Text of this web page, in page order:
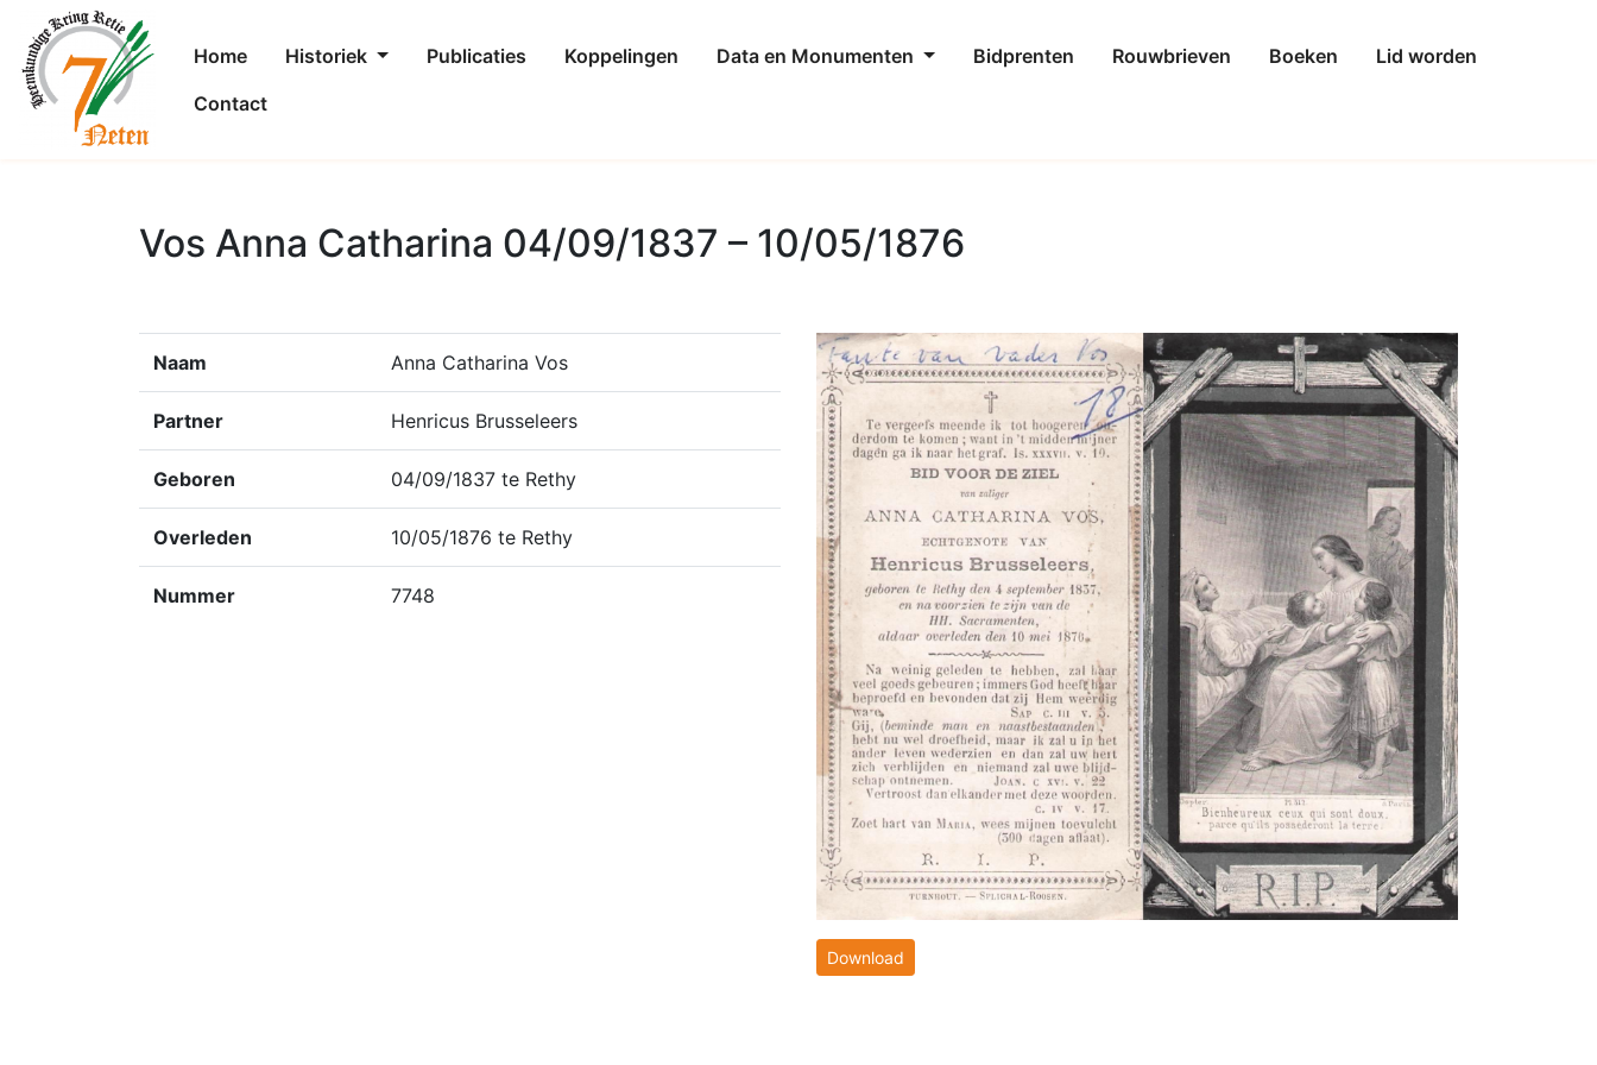
Home Historiek Publicaties Koppelingen Data en Monumenten Bidprenten Rouwbrieven Boeken
Lid worden
Contact
Vos Anna Catharina 04/09/1837 – 10/05/1876
Naam Anna Catharina Vos
Partner Henricus Brusseleers
Geboren 04/09/1837 te Rethy
Overleden 10/05/1876 te Rethy
Nummer 7748
Download